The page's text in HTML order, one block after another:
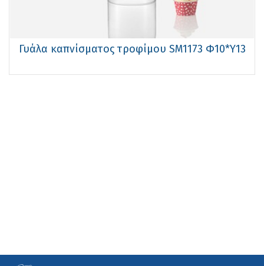
Γυάλα καπνίσματος τροφίμου SM1173 Φ10*Υ13